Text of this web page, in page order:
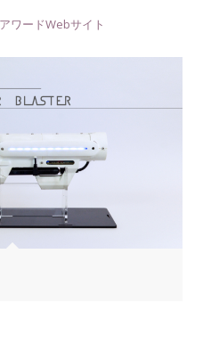
ワードWebサイト